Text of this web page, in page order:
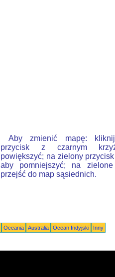
Aby zmienić mapę:
przycisk z czarnym
powiększyć; na zielony
aby pomniejszyć; na zielone
przejść do map sąsiednich.
Oceania Australia Ocean Indyjski
Inny